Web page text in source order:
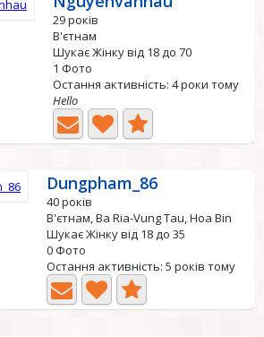
29 років
В'єтнам
Шукає Жінку від 18 до 70
1 Фото
Остання активність: 4 роки тому
Hello
Dungpham_86
40 років
В'єтнам, Ba Ria-Vung Tau, Hoa Bin
Шукає Жінку від 18 до 35
0 Фото
Остання активність: 5 років тому